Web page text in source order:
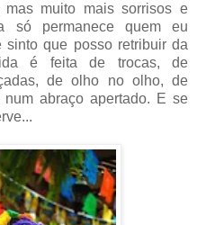
mas muito mais sorrisos e
só permanece quem eu
sinto que posso retribuir da
é feita de trocas, de
de olho no olho, de
abraço apertado. E se